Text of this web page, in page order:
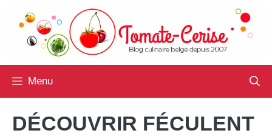
contenu
Menu
DÉCOUVRIR FÉCULENT